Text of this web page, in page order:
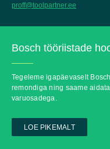
proff@toolpartner.ee
Bosch tööriistade
Tegeleme igapäevaselt
remondiga ning saame
varuosadega.
LOE PIKEMALT